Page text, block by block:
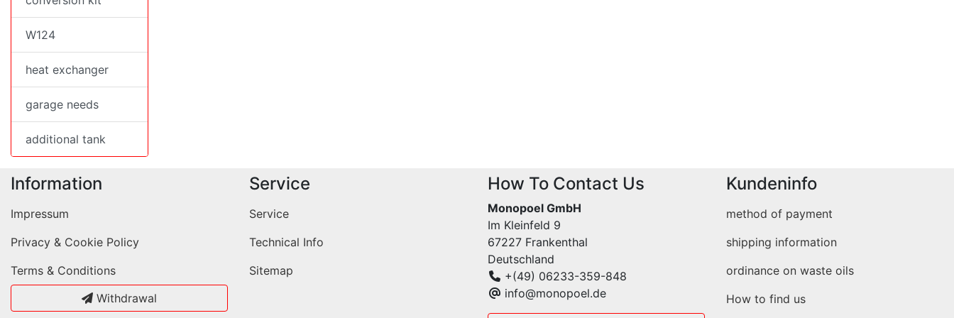
W124
heat exchanger
garage needs
additional tank
Information
Impressum
Privacy & Cookie Policy
Terms & Conditions
Withdrawal
Service
Service
Technical Info
Sitemap
How To Contact Us
Monopoel GmbH
Im Kleinfeld 9
67227 Frankenthal
Deutschland
+(49) 06233-359-848
info@monopoel.de
Kundeninfo
method of payment
shipping information
ordinance on waste oils
How to find us